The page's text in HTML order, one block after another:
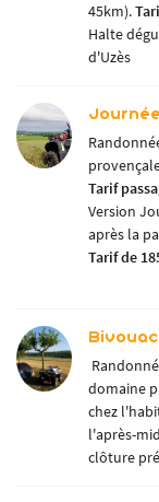
45km).
Halte
d'Uzès
Tarif
Version
après la
Tarif de
Bivouac
domaine
chez
l'après-
clôture